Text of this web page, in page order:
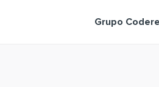
Grupo Codere